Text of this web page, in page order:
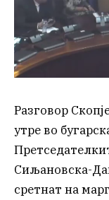
Разговор
утре во
Сиљановска-
сретнат на